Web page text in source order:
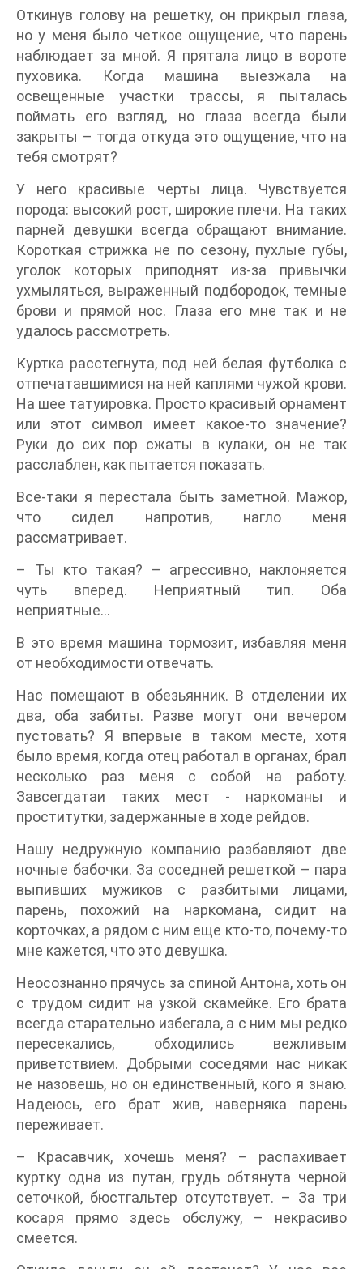
Откинув голову на решетку, он прикрыл глаза,
но у меня было четкое ощущение, что парень
наблюдает за мной. Я прятала лицо в вороте
пуховика. Когда машина выезжала на
освещенные участки трассы, я пыталась
поймать его взгляд, но глаза всегда были
закрыты – тогда откуда это ощущение, что на
тебя смотрят?
У него красивые черты лица. Чувствуется
порода: высокий рост, широкие плечи. На таких
парней девушки всегда обращают внимание.
Короткая стрижка не по сезону, пухлые губы,
уголок которых приподнят из-за привычки
ухмыляться, выраженный подбородок, темные
брови и прямой нос. Глаза его мне так и не
удалось рассмотреть.
Куртка расстегнута, под ней белая футболка с
отпечатавшимися на ней каплями чужой крови.
На шее татуировка. Просто красивый орнамент
или этот символ имеет какое-то значение?
Руки до сих пор сжаты в кулаки, он не так
расслаблен, как пытается показать.
Все-таки я перестала быть заметной. Мажор,
что сидел напротив, нагло меня
рассматривает.
– Ты кто такая? – агрессивно, наклоняется
чуть вперед. Неприятный тип. Оба
неприятные...
В это время машина тормозит, избавляя меня
от необходимости отвечать.
Нас помещают в обезьянник. В отделении их
два, оба забиты. Разве могут они вечером
пустовать? Я впервые в таком месте, хотя
было время, когда отец работал в органах, брал
несколько раз меня с собой на работу.
Завсегдатаи таких мест - наркоманы и
проститутки, задержанные в ходе рейдов.
Нашу недружную компанию разбавляют две
ночные бабочки. За соседней решеткой – пара
выпивших мужиков с разбитыми лицами,
парень, похожий на наркомана, сидит на
корточках, а рядом с ним еще кто-то, почему-то
мне кажется, что это девушка.
Неосознанно прячусь за спиной Антона, хоть он
с трудом сидит на узкой скамейке. Его брата
всегда старательно избегала, а с ним мы редко
пересекались, обходились вежливым
приветствием. Добрыми соседями нас никак
не назовешь, но он единственный, кого я знаю.
Надеюсь, его брат жив, наверняка парень
переживает.
– Красавчик, хочешь меня? – распахивает
куртку одна из путан, грудь обтянута черной
сеточкой, бюстгальтер отсутствует. – За три
косаря прямо здесь обслужу, – некрасиво
смеется.